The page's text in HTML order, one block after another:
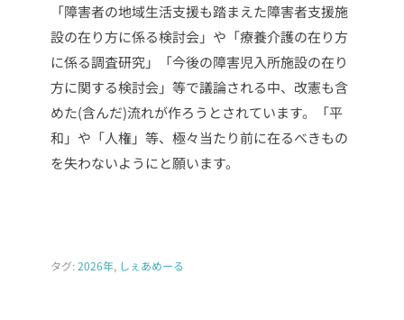
「障害者の地域生活支援も踏まえた障害者支援施
設の在り方に係る検討会」や「療養介護の在り方
に係る調査研究」「今後の障害児入所施設の在り
方に関する検討会」等で議論される中、改憲も含
めた(含んだ)流れが作ろうとされています。「平
和」や「人権」等、極々当たり前に在るべきもの
を失わないようにと願います。
タグ:2026年, しぇあめーる